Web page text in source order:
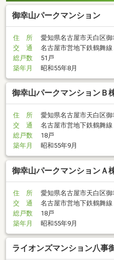
御幸山パークマンション
住 所
愛知県名古屋市天白区御
交 通
名古屋市営地下鉄鶴舞
総戸数
51戸
築年月
昭和55年8月
御幸山パークマンションＢ
住 所
愛知県名古屋市天白区御
交 通
名古屋市営地下鉄鶴舞
総戸数
18戸
築年月
昭和55年9月
御幸山パークマンションＡ
住 所
愛知県名古屋市天白区御
交 通
名古屋市営地下鉄鶴舞
総戸数
18戸
築年月
昭和55年9月
ライオンズマンション八事